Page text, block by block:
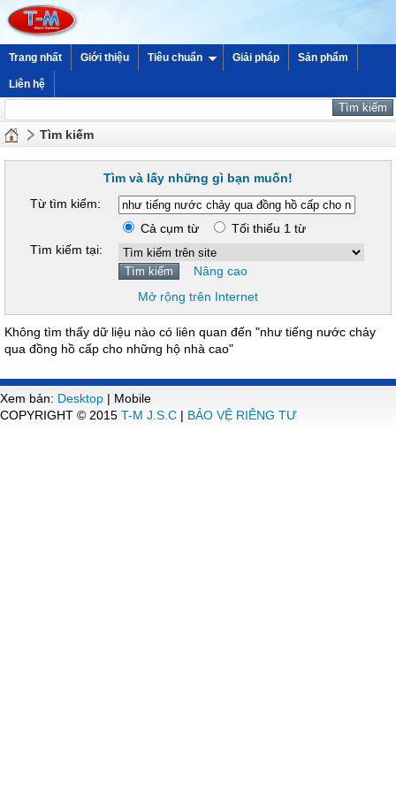
Trang nhất Giới thiệu Tiêu chuẩn Giải pháp Sản phẩm
Liên hệ
Tìm kiếm
Tìm và lấy những gì bạn muốn!
Từ tìm kiếm:
Cả cụm từ
Tối thiểu 1 từ
Tìm kiếm tại:
Nâng cao
Mở rộng trên Internet
Không tìm thấy dữ liệu nào có liên quan đến "như tiếng nước chảy
qua đồng hồ cấp cho những hộ nhà cao"
Xem bản: Desktop | Mobile
COPYRIGHT © 2015 T-M J.S.C | BẢO VỆ RIÊNG TƯ